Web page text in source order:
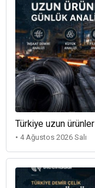
Türkiye uzun
• 4 Ağustos 2026 Salı